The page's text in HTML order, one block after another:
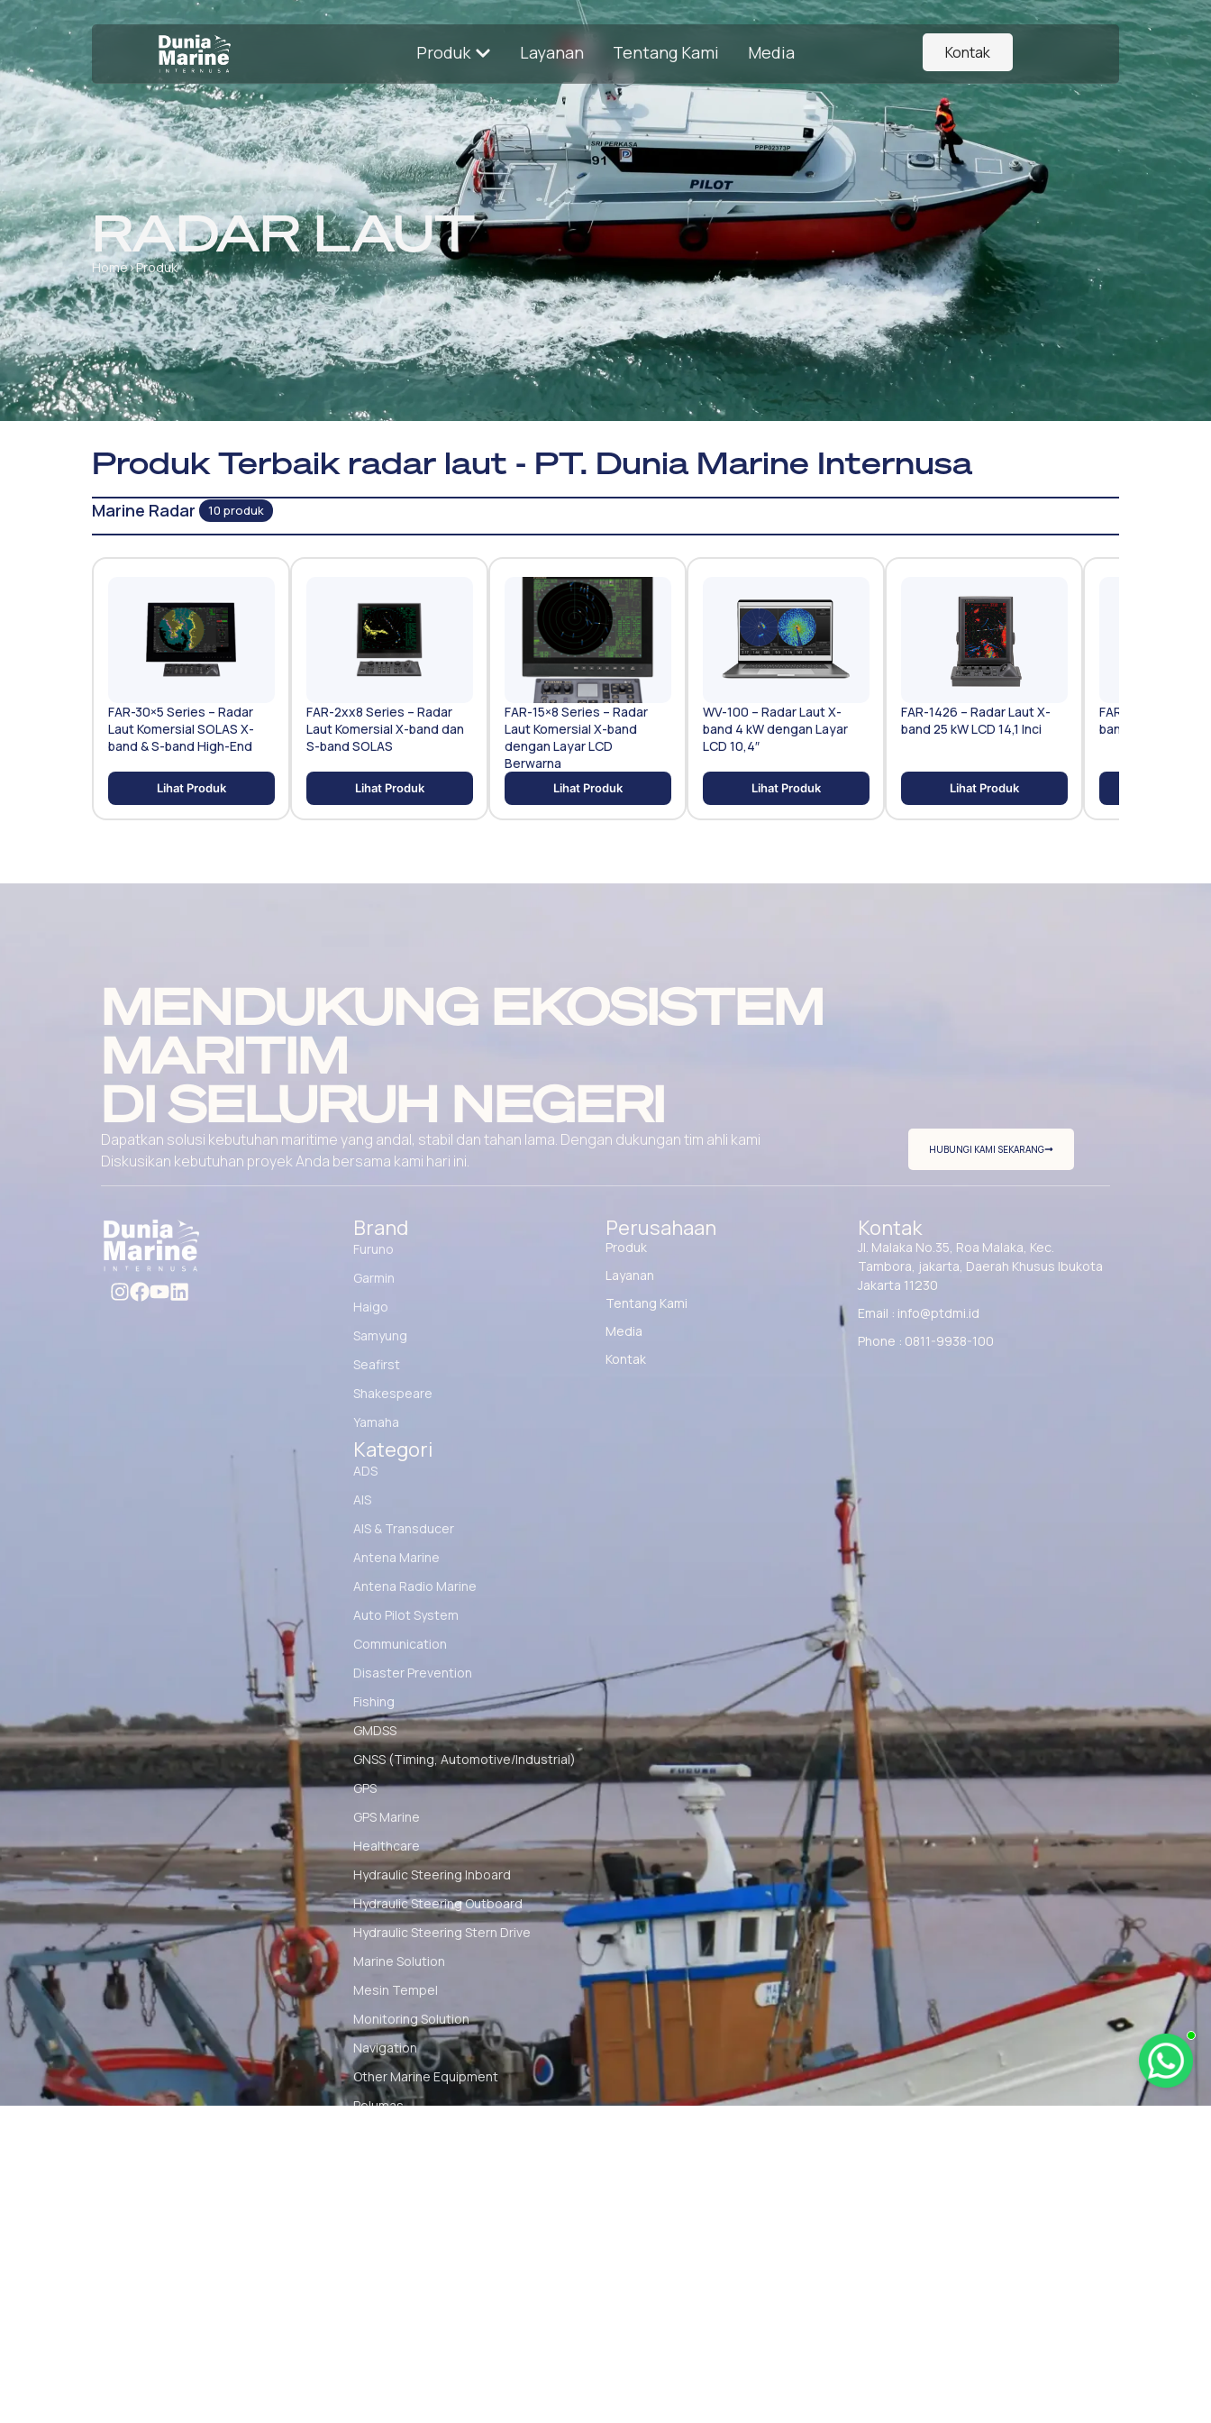
Produk Layanan Tentang Kami Media Kontak
RADAR LAUT
Home›Produk
Produk Terbaik radar laut - PT. Dunia Marine Internusa
Marine Radar 10 produk
FAR-30×5 Series – Radar
Laut Komersial SOLAS X-
band & S-band High-End
Lihat Produk
FAR-2xx8 Series – Radar
Laut Komersial X-band dan
S-band SOLAS
Lihat Produk
FAR-15×8 Series – Radar
Laut Komersial X-band
dengan Layar LCD
Berwarna
Lihat Produk
WV-100 – Radar Laut X-
band 4 kW dengan Layar
LCD 10,4″
Lihat Produk
FAR-1426 – Radar Laut X-
band 25 kW LCD 14,1 Inci
Lihat Produk
FAR-1416 – Radar
band 12 kW LCD
MENDUKUNG EKOSISTEM
MARITIM
DI SELURUH NEGERI
Dapatkan solusi kebutuhan maritime yang andal, stabil dan tahan lama. Dengan dukungan tim ahli kami
Diskusikan kebutuhan proyek Anda bersama kami hari ini.
HUBUNGI KAMI SEKARANG
Brand
Furuno
Garmin
Haigo
Samyung
Seafirst
Shakespeare
Yamaha
Kategori
ADS
AIS
AIS & Transducer
Antena Marine
Antena Radio Marine
Auto Pilot System
Communication
Disaster Prevention
Fishing
GMDSS
GNSS (Timing, Automotive/Industrial)
GPS
GPS Marine
Healthcare
Hydraulic Steering Inboard
Hydraulic Steering Outboard
Hydraulic Steering Stern Drive
Marine Solution
Mesin Tempel
Monitoring Solution
Navigation
Other Marine Equipment
Pelumas
Perusahaan
Produk
Layanan
Tentang Kami
Media
Kontak
Kontak
Jl. Malaka No.35, Roa Malaka, Kec.
Tambora, jakarta, Daerah Khusus Ibukota
Jakarta 11230
Email : info@ptdmi.id
Phone : 0811-9938-100